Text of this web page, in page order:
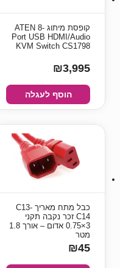
קופסת מיתוג ATEN 8-
Port USB HDMI/Audio
KVM Switch CS1798
₪3,995
הוסף לעגלה
כבל מתח מאריך C13-
C14 זכר נקבה תקני
3×0.75 אדום – אורך 1.8
מטר
₪45